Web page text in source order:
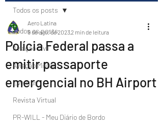
Todos os posts
Aviação Civil
Aviação Militar
Eventos
Revista Virtual
PR-WILL - Meu Diário de Bordo
Todos os posts
Polícia Federal passa a
emitir passaporte
emergencial no BH Airport
Aero Latina
9 de ago. de 20232 min de leitura